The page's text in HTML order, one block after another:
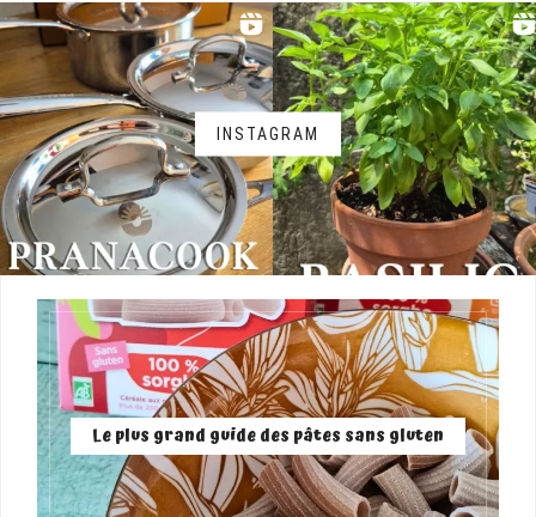
INSTAGRAM
Le plus grand guide des pâtes sans gluten